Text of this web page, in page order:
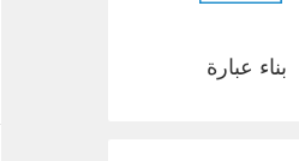
بناء عبارة